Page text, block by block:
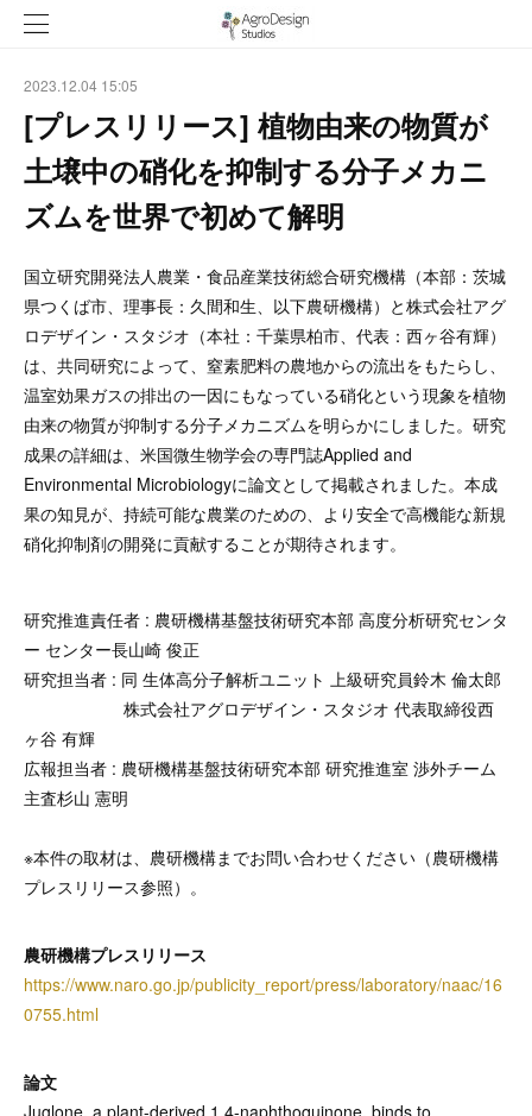
2023.12.04 15:05
[プレスリリース] 植物由来の物質が
土壌中の硝化を抑制する分子メカニ
ズムを世界で初めて解明
国立研究開発法人農業・食品産業技術総合研究機構（本部：茨城
県つくば市、理事長：久間和生、以下農研機構）と株式会社アグ
ロデザイン・スタジオ（本社：千葉県柏市、代表：西ヶ谷有輝）
は、共同研究によって、窒素肥料の農地からの流出をもたらし、
温室効果ガスの排出の一因にもなっている硝化という現象を植物
由来の物質が抑制する分子メカニズムを明らかにしました。研究
成果の詳細は、米国微生物学会の専門誌Applied and
Environmental Microbiologyに論文として掲載されました。本成
果の知見が、持続可能な農業のための、より安全で高機能な新規
硝化抑制剤の開発に貢献することが期待されます。
研究推進責任者 : 農研機構基盤技術研究本部 高度分析研究センタ
ー センター長山崎 俊正
研究担当者 : 同 生体高分子解析ユニット 上級研究員鈴木 倫太郎
株式会社アグロデザイン・スタジオ 代表取締役西
ヶ谷 有輝
広報担当者 : 農研機構基盤技術研究本部 研究推進室 渉外チーム
主査杉山 憲明
※本件の取材は、農研機構までお問い合わせください（農研機構
プレスリリース参照）。
農研機構プレスリリース
https://www.naro.go.jp/publicity_report/press/laboratory/naac/16
0755.html
論文
Juglone, a plant-derived 1,4-naphthoquinone, binds to